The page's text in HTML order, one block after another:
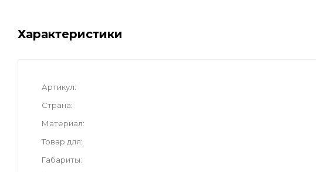
Характеристики
Артикул
Страна
Материал
Товар для
Габариты